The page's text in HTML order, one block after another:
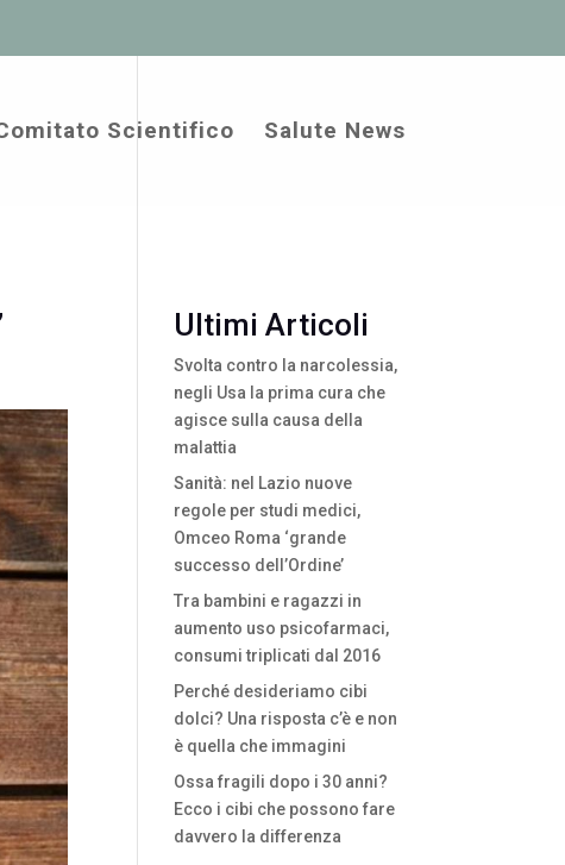
Scientifico Salute News
Ultimi Articoli
Svolta contro la narcolessia,
negli Usa la prima cura che
agisce sulla causa della
malattia
Sanità: nel Lazio nuove
regole per studi medici,
Omceo Roma ‘grande
successo dell’Ordine’
Tra bambini e ragazzi in
aumento uso psicofarmaci,
consumi triplicati dal 2016
Perché desideriamo cibi
dolci? Una risposta c’è e non
è quella che immagini
Ossa fragili dopo i 30 anni?
Ecco i cibi che possono fare
davvero la differenza